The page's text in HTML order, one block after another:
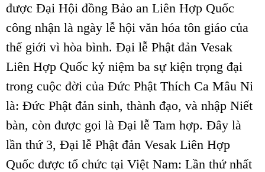
được Đại Hội đồng Bảo an Liên Hợp Quốc
công nhận là ngày lễ hội văn hóa tôn giáo của
thế giới vì hòa bình. Đại lễ Phật đản Vesak
Liên Hợp Quốc kỷ niệm ba sự kiện trọng đại
trong cuộc đời của Đức Phật Thích Ca Mâu Ni
là: Đức Phật đản sinh, thành đạo, và nhập Niết
bàn, còn được gọi là Đại lễ Tam hợp. Đây là
lần thứ 3, Đại lễ Phật đản Vesak Liên Hợp
Quốc được tổ chức tại Việt Nam: Lần thứ nhất